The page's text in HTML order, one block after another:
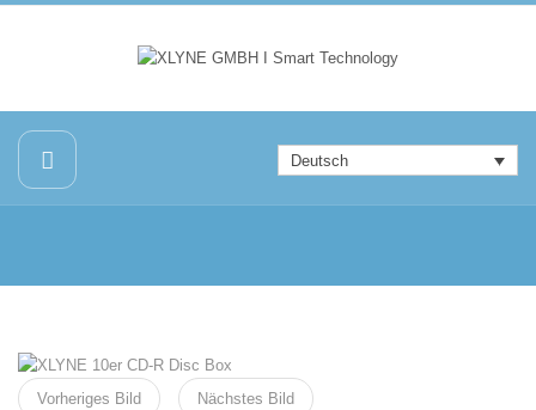
Deutsch
Vorheriges Bild Nächstes Bild